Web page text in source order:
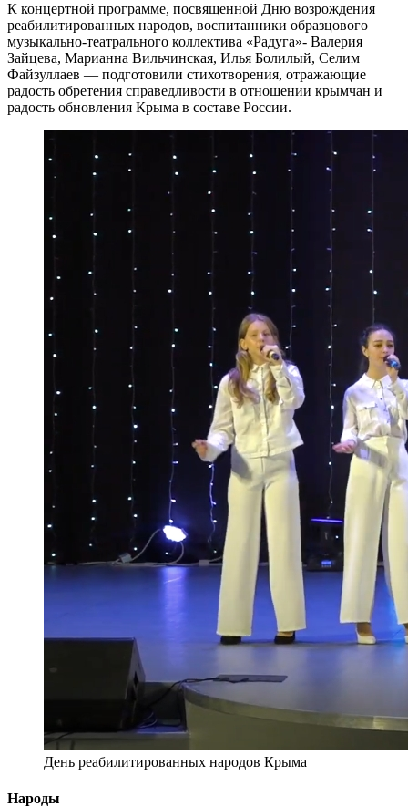
К концертной программе, посвященной Дню возрождения
реабилитированных народов, воспитанники образцового
музыкально-театрального коллектива «Радуга»- Валерия
Зайцева, Марианна Вильчинская, Илья Болилый, Селим
Файзуллаев — подготовили стихотворения, отражающие
радость обретения справедливости в отношении крымчан и
радость обновления Крыма в составе России.
День реабилитированных народов Крыма
Народы